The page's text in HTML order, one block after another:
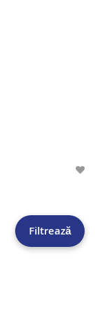
Filtrează